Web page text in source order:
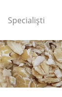
Specialiști